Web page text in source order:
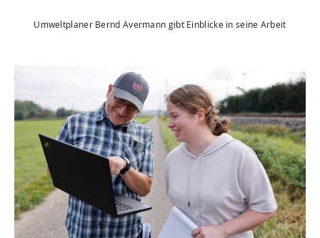
Heidelberg – Heilbronn
Löchgau – Esslingen a. N.
Esslingen a. N. – Bissingen
Start
Planung, Bau, Betrieb
Aktuelles
Mediathek
Umweltplaner Bernd Avermann gibt Einblicke in seine Arbeit